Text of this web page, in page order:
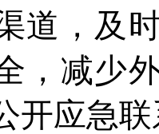
道，及
，减少
开应急